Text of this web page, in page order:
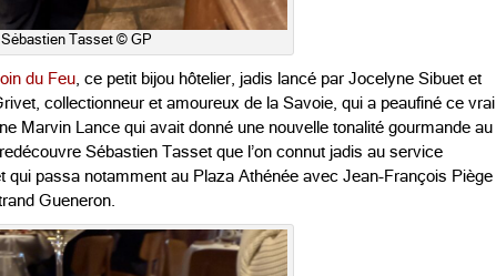
Sébastien Tasset © GP
du Feu , ce petit bijou hôtelier, jadis lancé par Jocelyne Sibuet et
collectionneur et amoureux de la Savoie, qui a peaufiné ce vrai
Marvin Lance qui avait donné une nouvelle tonalité gourmande au
Sébastien Tasset que l’on connut jadis au service
qui passa notamment au Plaza Athénée avec Jean-François Piège
Gueneron.